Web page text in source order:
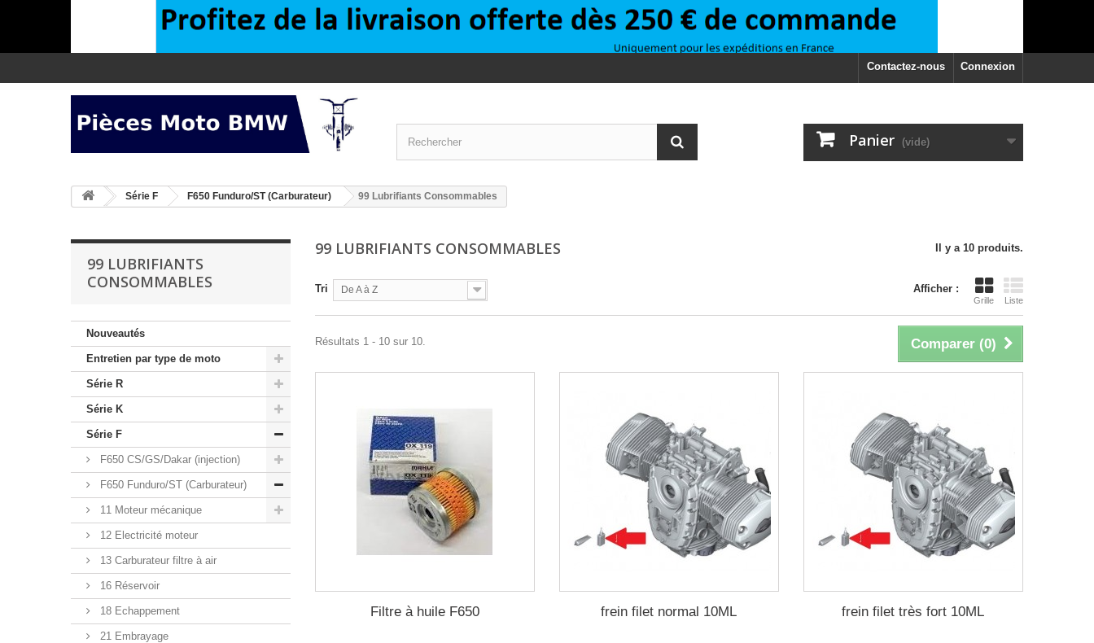
Connexion
Contactez-nous
Panier (vide)
>Série F >F650 Funduro/ST (Carburateur) 99 Lubrifiants Consommables
99 LUBRIFIANTS
CONSOMMABLES
Nouveautés
Entretien par type de moto
Série R
Série K
Série F
F650 CS/GS/Dakar (injection)
F650 Funduro/ST (Carburateur)
11 Moteur mécanique
12 Electricité moteur
13 Carburateur filtre à air
16 Réservoir
18 Echappement
21 Embrayage
99 LUBRIFIANTS CONSOMMABLES Il y a 10 produits.
Afficher :
Grille Liste
Tri De A à Z
Comparer (0)
Résultats 1 - 10 sur 10.
Filtre à huile F650 frein filet normal 10ML frein filet très fort 10ML